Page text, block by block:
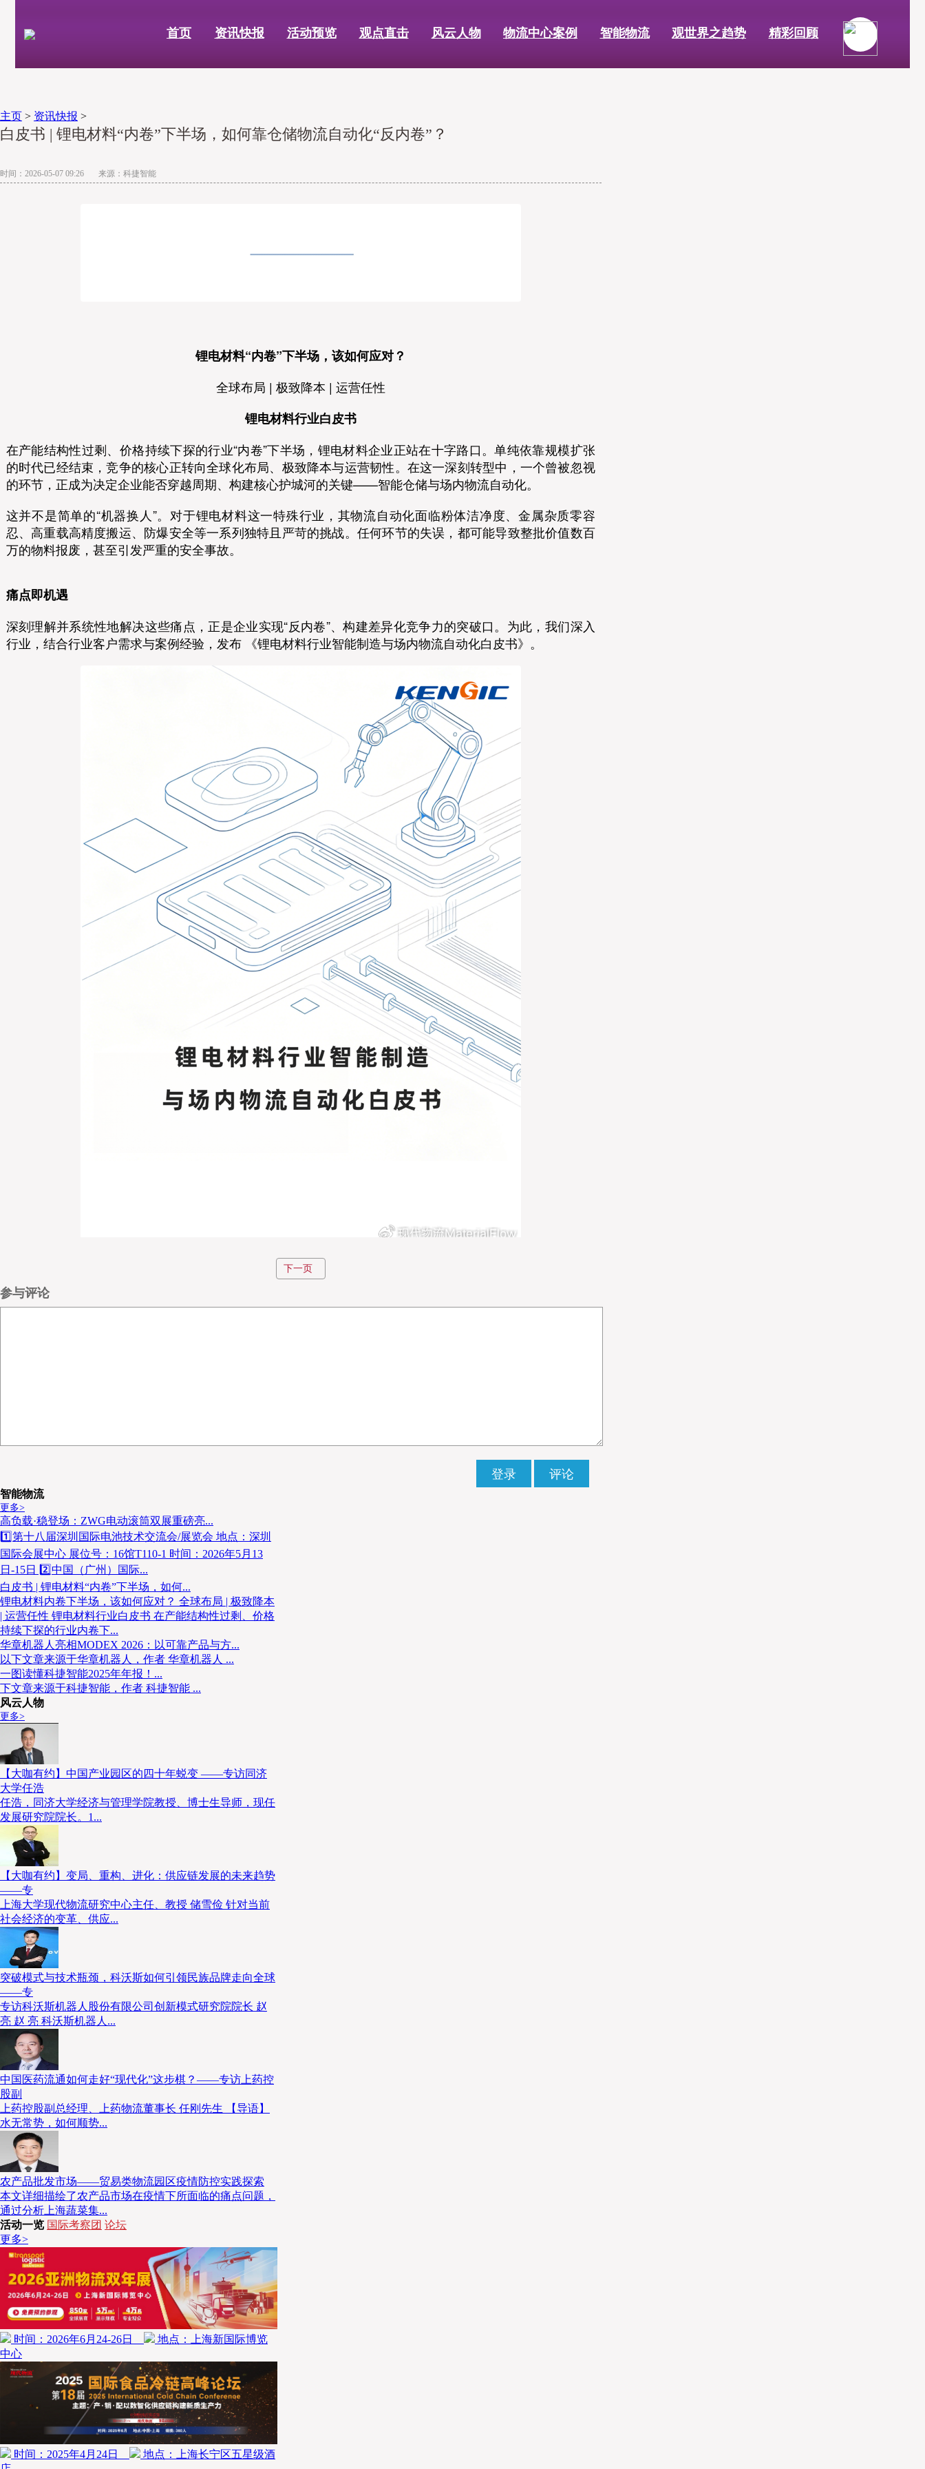
首页 资讯快报 活动预览 观点直击 风云人物 物流中心案例 智能物流 观世界之趋势 精彩回顾
主页 > 资讯快报 >
白皮书 | 锂电材料“内卷”下半场，如何靠仓储物流自动化“反内卷”？
时间：2026-05-07 09:26 来源：科捷智能
锂电材料“内卷”下半场，该如何应对？
全球布局 | 极致降本 | 运营任性
锂电材料行业白皮书
在产能结构性过剩、价格持续下探的行业“内卷”下半场，锂电材料企业正站在十字路口。单纯依靠规模扩张
的时代已经结束，竞争的核心正转向全球化布局、极致降本与运营韧性。在这一深刻转型中，一个曾被忽视
的环节，正成为决定企业能否穿越周期、构建核心护城河的关键——智能仓储与场内物流自动化。
这并不是简单的“机器换人”。对于锂电材料这一特殊行业，其物流自动化面临粉体洁净度、金属杂质零容
忍、高重载高精度搬运、防爆安全等一系列独特且严苛的挑战。任何环节的失误，都可能导致整批价值数百
万的物料报废，甚至引发严重的安全事故。
痛点即机遇
深刻理解并系统性地解决这些痛点，正是企业实现“反内卷”、构建差异化竞争力的突破口。为此，我们深入
行业，结合行业客户需求与案例经验，发布 《锂电材料行业智能制造与场内物流自动化白皮书》。
聚焦粉体材料的“洁净之战”、极卷搬运的“精度之困”、化学物料的“安全之危”，深入剖析传统
物流模式何以成为品质、效率与安全的瓶颈。
系统化解决方案：从“无铜锌”专用装备、高密度智慧仓储，到全闭环安全追溯与数字孪生物流中枢，呈现一
套应对特殊物料、极端环境与全球化运营的自动化物流体系。
独家分享科捷智能服务全球头部材料企业在
自动化如何支撑其出海布局与“黑灯工厂”建设。
本白皮书旨在为锂电材料企业的管理者、技术决策者及投资者，提供一份关于智能制造升级，特别是场内物
流自动化转型的全景路线图与实战参考。我们相信，在TWh时代，仓储&物流不仅是成本的载体，更是数据
流动的血管、质量管控的关键与安全应急的屏障。
全文领取方式
下一页
参与评论
智能物流
更多>
高负载·稳登场：ZWG电动滚筒双展重磅亮...
1️⃣第十八届深圳国际电池技术交流会/展览会 地点：深圳
国际会展中心 展位号：16馆T110-1 时间：2026年5月13
日-15日 2️⃣中国（广州）国际...
白皮书 | 锂电材料“内卷”下半场，如何...
锂电材料内卷下半场，该如何应对？ 全球布局 | 极致降本
| 运营任性 锂电材料行业白皮书 在产能结构性过剩、价格
持续下探的行业内卷下...
华章机器人亮相MODEX 2026：以可靠产品与方...
以下文章来源于华章机器人，作者 华章机器人 ...
一图读懂科捷智能2025年年报！...
下文章来源于科捷智能，作者 科捷智能 ...
风云人物
更多>
【大咖有约】中国产业园区的四十年蜕变 ——专访同济
大学任浩
任浩，同济大学经济与管理学院教授、博士生导师，现任
发展研究院院长。1...
【大咖有约】变局、重构、进化：供应链发展的未来趋势
——专
上海大学现代物流研究中心主任、教授 储雪俭 针对当前
社会经济的变革、供应...
突破模式与技术瓶颈，科沃斯如何引领民族品牌走向全球
——专
专访科沃斯机器人股份有限公司创新模式研究院院长 赵
亮 赵 亮 科沃斯机器人...
中国医药流通如何走好“现代化”这步棋？——专访上药控
股副
上药控股副总经理、上药物流董事长 任刚先生 【导语】
水无常势，如何顺势...
农产品批发市场——贸易类物流园区疫情防控实践探索
本文详细描绘了农产品市场在疫情下所面临的痛点问题，
通过分析上海蔬菜集...
活动一览 国际考察团 论坛
更多>
时间：2026年6月24-26日
地点：上海新国际博览
中心
时间：2025年4月24日
地点：上海长宁区五星级酒